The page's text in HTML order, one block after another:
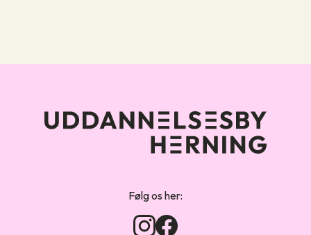
Følg os her: